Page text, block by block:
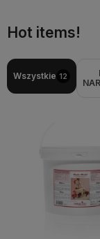
Hot items!
Wszystkie 12